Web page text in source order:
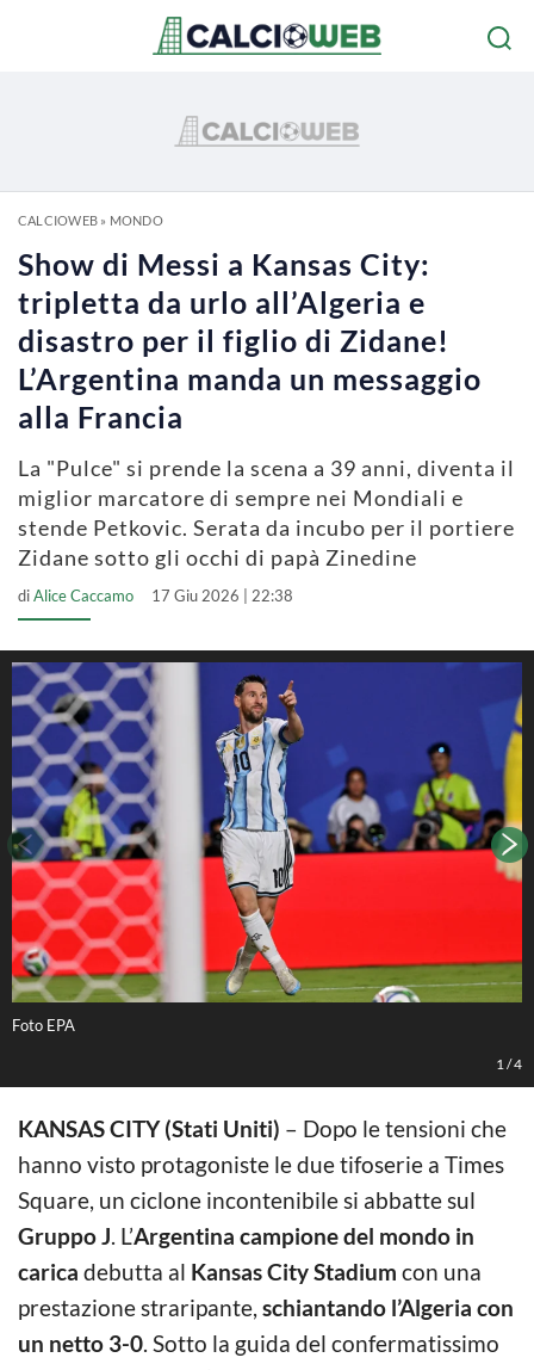
CALCIOWEB» MONDO
Show di Messi a Kansas City:
tripletta da urlo all’Algeria e
disastro per il figlio di Zidane!
L’Argentina manda un messaggio
alla Francia
La "Pulce" si prende la scena a 39 anni, diventa il
miglior marcatore di sempre nei Mondiali e
stende Petkovic. Serata da incubo per il portiere
Zidane sotto gli occhi di papà Zinedine
diAlice Caccamo 17 Giu 2026 | 22:38
Foto EPA
1 /4
KANSAS CITY (Stati Uniti) – Dopo le tensioni che
hanno visto protagoniste le due tifoserie a Times
Square, un ciclone incontenibile si abbatte sul
Gruppo J. L’Argentina campione del mondo in
carica debutta al Kansas City Stadium con una
prestazione straripante, schiantando l’Algeria con
un netto 3-0. Sotto la guida del confermatissimo